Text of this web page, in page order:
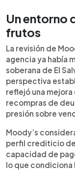
Un entorno
frutos
La revisión de
agencia ya había
soberana de El
perspectiva
reflejó una
recompras de
presión sobre
Moody’s
perfil crediticio
capacidad de
lo que condiciona